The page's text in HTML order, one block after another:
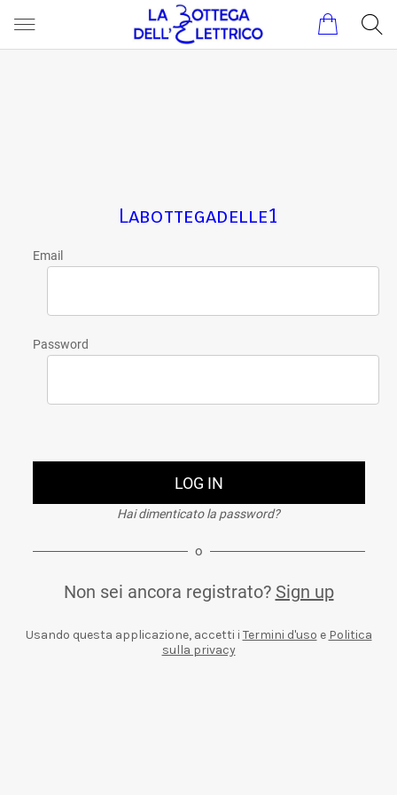
Labottegadelle1
Email
Password
LOG IN
Hai dimenticato la password?
o
Non sei ancora registrato? Sign up
Usando questa applicazione, accetti i Termini d'uso e Politica
sulla privacy